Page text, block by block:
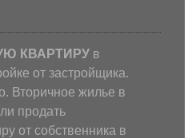
КВАРТИРУв
от застройщика.
Вторичное жилье в
продать
от собственника в